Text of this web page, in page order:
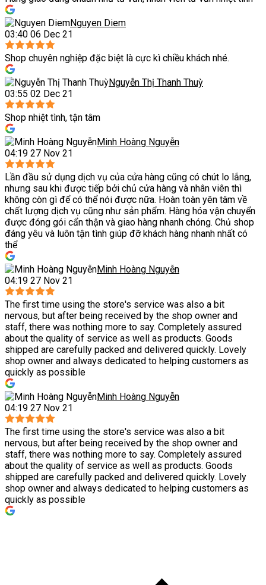
Nguyen Diem
03:40 06 Dec 21
Shop chuyên nghiệp đặc biệt là cực kì chiều khách nhé.
Nguyễn Thị Thanh Thuỳ
03:55 02 Dec 21
Shop nhiệt tình, tận tâm
Minh Hoàng Nguyễn
04:19 27 Nov 21
Lần đầu sử dụng dịch vụ của cửa hàng cũng có chút lo lắng,
nhưng sau khi được tiếp bởi chủ cửa hàng và nhân viên thì
không còn gì để có thể nói được nữa. Hoàn toàn yên tâm về
chất lượng dịch vụ cũng như sản phẩm. Hàng hóa vận chuyển
được đóng gói cẩn thận và giao hàng nhanh chóng. Chủ shop
đáng yêu và luôn tận tình giúp đỡ khách hàng nhanh nhất có
thể
Minh Hoàng Nguyễn
04:19 27 Nov 21
The first time using the store's service was also a bit
nervous, but after being received by the shop owner and
staff, there was nothing more to say. Completely assured
about the quality of service as well as products. Goods
shipped are carefully packed and delivered quickly. Lovely
shop owner and always dedicated to helping customers as
quickly as possible
Minh Hoàng Nguyễn
04:19 27 Nov 21
The first time using the store's service was also a bit
nervous, but after being received by the shop owner and
staff, there was nothing more to say. Completely assured
about the quality of service as well as products. Goods
shipped are carefully packed and delivered quickly. Lovely
shop owner and always dedicated to helping customers as
quickly as possible